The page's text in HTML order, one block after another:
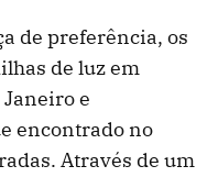
de preferência, os
de luz em
e
encontrado no
Através de um